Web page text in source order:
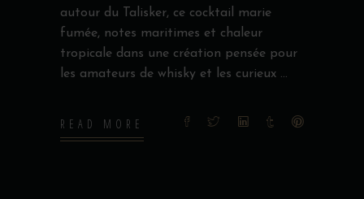
autour du Talisker, ce cocktail marie
fumée, notes maritimes et chaleur
tropicale dans une création pensée pour
les amateurs de whisky et les curieux
READ MORE